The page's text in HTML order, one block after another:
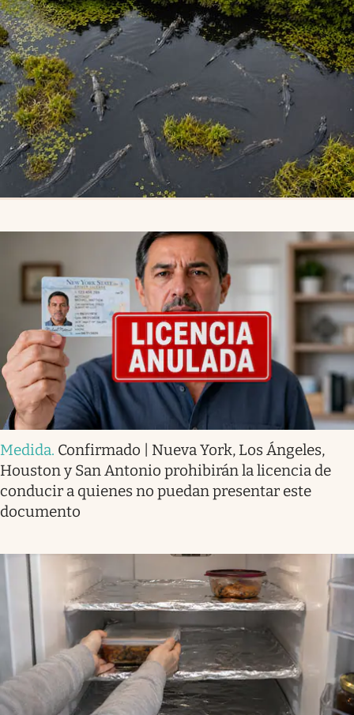
Medida. Confirmado | Nueva York, Los Ángeles,
Houston y San Antonio prohibirán la licencia de
conducir a quienes no puedan presentar este
documento